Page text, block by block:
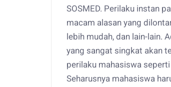
SOSMED. Perilaku instan
macam alasan yang
lebih mudah, dan lain-lain.
yang sangat singkat akan
perilaku mahasiswa
Seharusnya mahasiswa